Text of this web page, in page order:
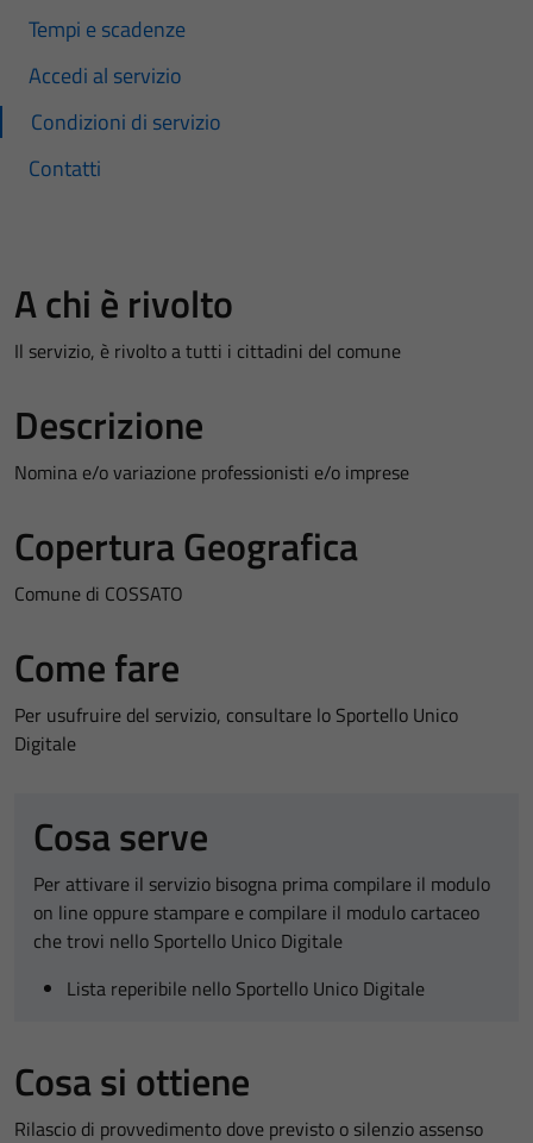
Tempi e scadenze
Accedi al servizio
Condizioni di servizio
Contatti
A chi è rivolto
Il servizio, è rivolto a tutti i cittadini del comune
Descrizione
Nomina e/o variazione professionisti e/o imprese
Copertura Geografica
Comune di COSSATO
Come fare
Per usufruire del servizio, consultare lo Sportello Unico
Digitale
Cosa serve
Per attivare il servizio bisogna prima compilare il modulo
on line oppure stampare e compilare il modulo cartaceo
che trovi nello Sportello Unico Digitale
Lista reperibile nello Sportello Unico Digitale
Cosa si ottiene
Rilascio di provvedimento dove previsto o silenzio assenso